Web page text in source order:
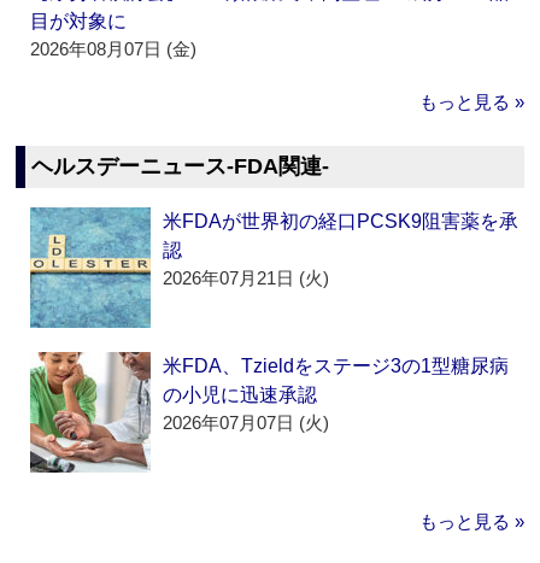
目が対象に
2026年08月07日 (金)
もっと見る »
ヘルスデーニュース‐FDA関連‐
米FDAが世界初の経口PCSK9阻害薬を承
認
2026年07月21日 (火)
米FDA、Tzieldをステージ3の1型糖尿病
の小児に迅速承認
2026年07月07日 (火)
もっと見る »